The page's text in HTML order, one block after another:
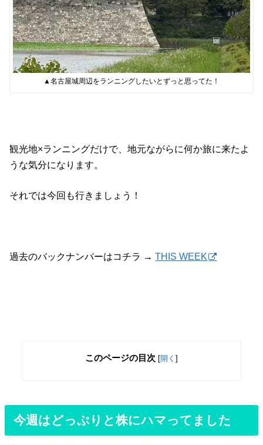
▲名古屋城周辺をランニングしたいとずっと思ってた！
観光地×ランニングだけで、地元ながらに何か旅に来たよ
うな気分になります。
それでは今回も行きましょう！
過去のバックナンバーはコチラ →THIS WEEK
このページの目次 [開く ]
今週はどっぷりと株にハマってました